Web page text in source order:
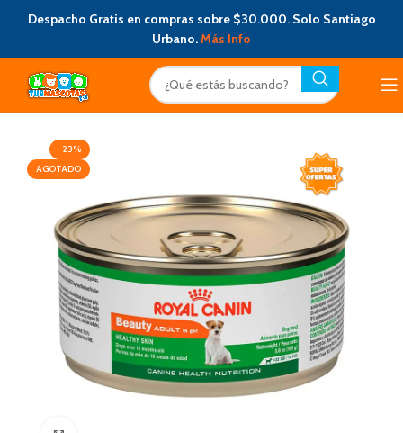
Despacho Gratis en compras sobre $30.000. Solo Santiago
Urbano.Más Info
-23%
AGOTADO